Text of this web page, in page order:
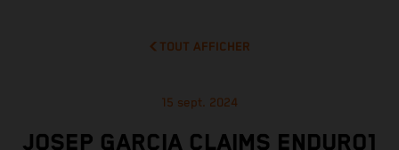
TOUT AFFICHER
15 sept. 2024
JOSEP GARCIA CLAIMS ENDURO1